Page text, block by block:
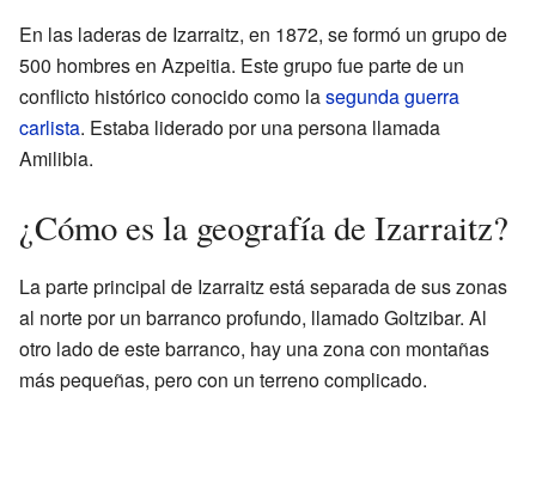
En las laderas de Izarraitz, en 1872, se formó un grupo de
500 hombres en Azpeitia. Este grupo fue parte de un
conflicto histórico conocido como lasegunda guerra
carlista. Estaba liderado por una persona llamada
Amilibia.
¿Cómo es la geografía de Izarraitz?
La parte principal de Izarraitz está separada de sus zonas
al norte por un barranco profundo, llamado Goltzibar. Al
otro lado de este barranco, hay una zona con montañas
más pequeñas, pero con un terreno complicado.